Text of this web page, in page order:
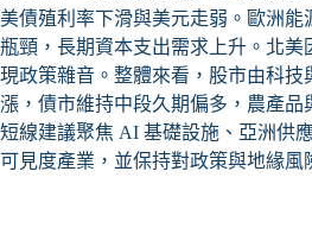
美債殖利率下滑與美元走弱。歐洲能
瓶頸，長期資本支出需求上升。北美
現政策雜音。整體來看，股市由科技
漲，債市維持中段久期偏多，農產品
短線建議聚焦 AI 基礎設施、亞洲供
可見度產業，並保持對政策與地緣風